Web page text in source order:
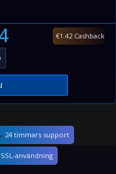
€1.42 Cashback
24 timmars support
SSL-användning